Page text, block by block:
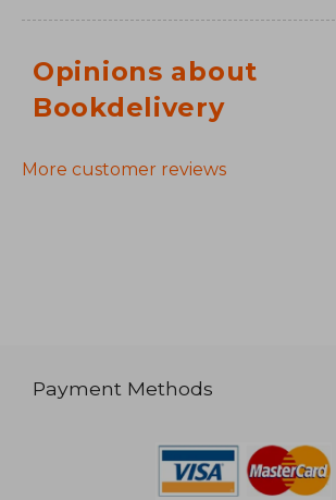
Opinions about
Bookdelivery
More customer reviews
Payment Methods